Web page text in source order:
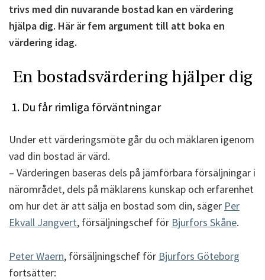
trivs med din nuvarande bostad kan en värdering
hjälpa dig. Här är fem argument till att boka en
värdering idag.
En bostadsvärdering hjälper dig
1. Du får rimliga förväntningar
Under ett värderingsmöte går du och mäklaren igenom
vad din bostad är värd.
– Värderingen baseras dels på jämförbara försäljningar i
närområdet, dels på mäklarens kunskap och erfarenhet
om hur det är att sälja en bostad som din, säger Per
Ekvall Jangvert, försäljningschef för Bjurfors Skåne.
Peter Waern, försäljningschef för Bjurfors Göteborg
fortsätter: